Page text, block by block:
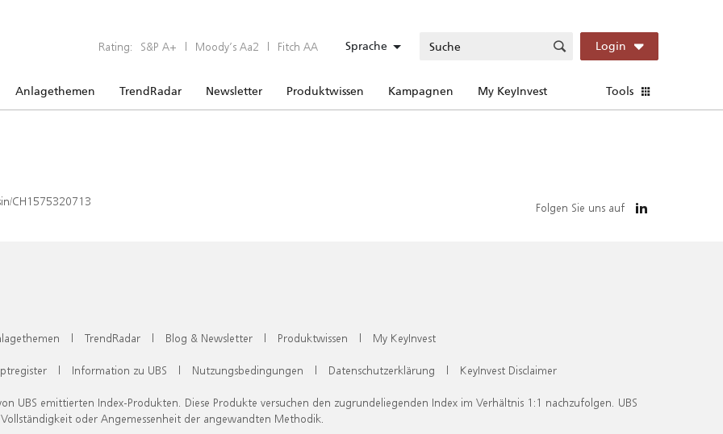
Rating: S&P A+ | Moody’s Aa2 | Fitch AA Sprache Login
Anlagethemen TrendRadar Newsletter Produktwissen Kampagnen My KeyInvest Tools
CH1575320713 Folgen Sie uns auf
| TrendRadar | Blog & Newsletter | Produktwissen | My KeyInvest
| Information zu UBS | Nutzungsbedingungen | Datenschutzerklärung | KeyInvest Disclaimer
UBS emittierten Index-Produkten. Diese Produkte versuchen den zugrundeliegenden Index im Verhältnis 1:1 nachzufolgen. UBS
oder Angemessenheit der angewandten Methodik.